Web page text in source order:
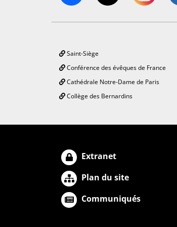
Saint-Siège
Conférence des évêques de France
Cathédrale Notre-Dame de Paris
Collège des Bernardins
Extranet
Plan du site
Communiqués